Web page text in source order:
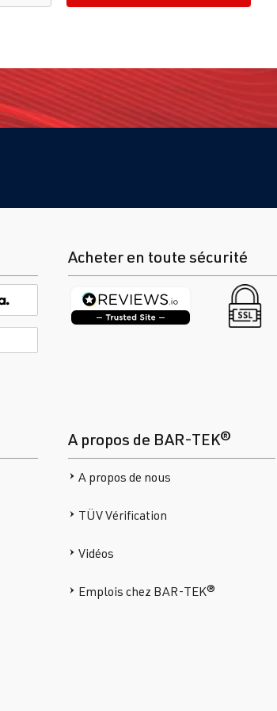
Acheter en toute sécurité
A propos de BAR-TEK®
A propos de nous
TÜV Vérification
Vidéos
Emplois chez BAR-TEK®